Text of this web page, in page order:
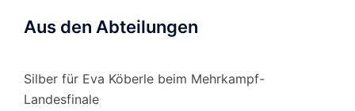
Aus den Abteilungen
Silber für Eva Köberle beim Mehrkampf-
Landesfinale